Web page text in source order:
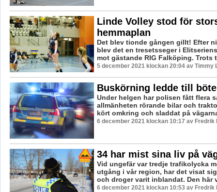
Linde Volley stod för
hemmaplan
Det blev tionde gången gillt! Efter
blev det en tresetsseger i
mot gästande RIG Falköping. Trots
5 december 2021 klockan 20:04 av Timmy
Buskörning ledde till
Under helgen har polisen fått flera
allmänheten rörande bilar och
kört omkring och sladdat på
6 december 2021 klockan 10:17 av Fredrik
34 har mist sina liv på
Vid ungefär var tredje trafikolycka
utgång i vår region, har det visat
och droger varit inblandat. Den här
6 december 2021 klockan 10:53 av Fredrik